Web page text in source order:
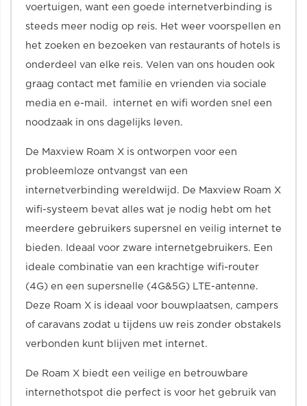
voertuigen, want een goede internetverbinding is
steeds meer nodig op reis. Het weer voorspellen en
het zoeken en bezoeken van restaurants of hotels is
onderdeel van elke reis. Velen van ons houden ook
graag contact met familie en vrienden via sociale
media en e-mail. internet en wifi worden snel een
noodzaak in ons dagelijks leven.
De Maxview Roam X is ontworpen voor een
probleemloze ontvangst van een
internetverbinding wereldwijd. De Maxview Roam X
wifi-systeem bevat alles wat je nodig hebt om het
meerdere gebruikers supersnel en veilig internet te
bieden. Ideaal voor zware internetgebruikers. Een
ideale combinatie van een krachtige wifi-router
(4G) en een supersnelle (4G&5G) LTE-antenne.
Deze Roam X is ideaal voor bouwplaatsen, campers
of caravans zodat u tijdens uw reis zonder obstakels
verbonden kunt blijven met internet.
De Roam X biedt een veilige en betrouwbare
internethotspot die perfect is voor het gebruik van